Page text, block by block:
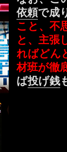
依頼で成
こと、不
と、主張
ればどん
材班が徹
ば投げ銭